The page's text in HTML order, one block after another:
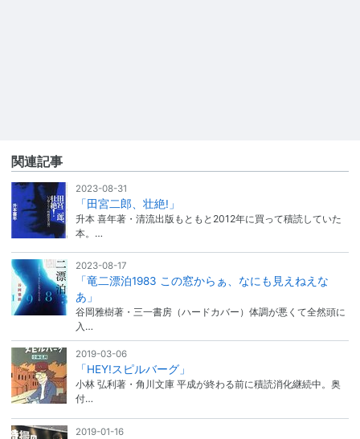
関連記事
2023-08-31
「田宮二郎、壮絶!」
升本 喜年著・清流出版もともと2012年に買って積読していた
本。…
2023-08-17
「竜二漂泊1983 この窓からぁ、なにも見えねえな
あ」
谷岡雅樹著・三一書房（ハードカバー）体調が悪くて全然頭に
入…
2019-03-06
「HEY!スピルバーグ」
小林 弘利著・角川文庫 平成が終わる前に積読消化継続中。奥
付…
2019-01-16